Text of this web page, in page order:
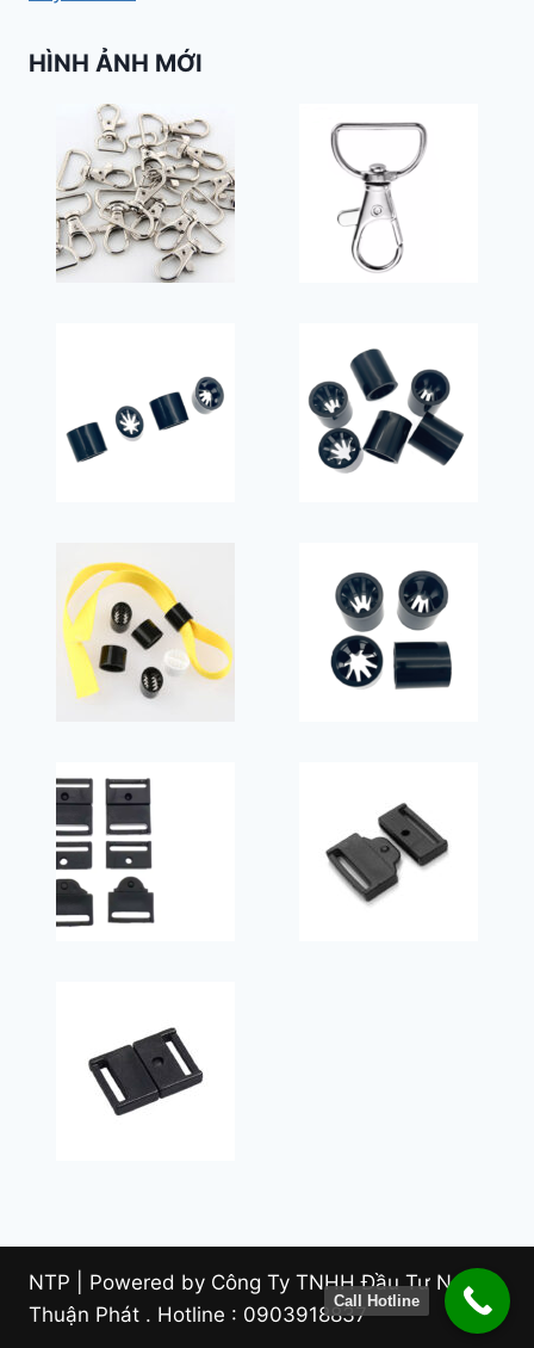
HÌNH ẢNH MỚI
NTP | Powered by Công Ty TNHH Đầu Tư Nam
Thuận Phát . Hotline : 0903918837
Call Hotline